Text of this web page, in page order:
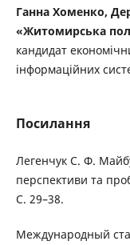
Ганна Хоменко,
«Житомирська
кандидат
інформаційних
Посилання
Легенчук С. Ф.
перспективи та
С. 29–38.
Международный